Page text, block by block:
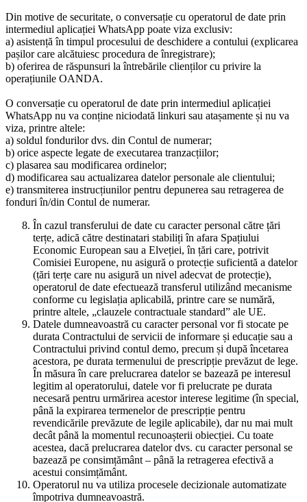
Din motive de securitate, o conversație cu operatorul de date prin
intermediul aplicației WhatsApp poate viza exclusiv:
a) asistență în timpul procesului de deschidere a contului (explicarea
pașilor care alcătuiesc procedura de înregistrare);
b) oferirea de răspunsuri la întrebările clienților cu privire la
operațiunile OANDA.
O conversație cu operatorul de date prin intermediul aplicației
WhatsApp nu va conține niciodată linkuri sau atașamente și nu va
viza, printre altele:
a) soldul fondurilor dvs. din Contul de numerar;
b) orice aspecte legate de executarea tranzacțiilor;
c) plasarea sau modificarea ordinelor;
d) modificarea sau actualizarea datelor personale ale clientului;
e) transmiterea instrucțiunilor pentru depunerea sau retragerea de
fonduri în/din Contul de numerar.
În cazul transferului de date cu caracter personal către țări
terțe, adică către destinatari stabiliți în afara Spațiului
Economic European sau a Elveției, în țări care, potrivit
Comisiei Europene, nu asigură o protecție suficientă a datelor
(țări terțe care nu asigură un nivel adecvat de protecție),
operatorul de date efectuează transferul utilizând mecanisme
conforme cu legislația aplicabilă, printre care se numără,
printre altele, „clauzele contractuale standard” ale UE.
Datele dumneavoastră cu caracter personal vor fi stocate pe
durata Contractului de servicii de informare și educație sau a
Contractului privind contul demo, precum și după încetarea
acestora, pe durata termenului de prescripție prevăzut de lege.
În măsura în care prelucrarea datelor se bazează pe interesul
legitim al operatorului, datele vor fi prelucrate pe durata
necesară pentru urmărirea acestor interese legitime (în special,
până la expirarea termenelor de prescripție pentru
revendicările prevăzute de legile aplicabile), dar nu mai mult
decât până la momentul recunoașterii obiecției. Cu toate
acestea, dacă prelucrarea datelor dvs. cu caracter personal se
bazează pe consimțământ – până la retragerea efectivă a
acestui consimțământ.
Operatorul nu va utiliza procesele decizionale automatizate
împotriva dumneavoastră.